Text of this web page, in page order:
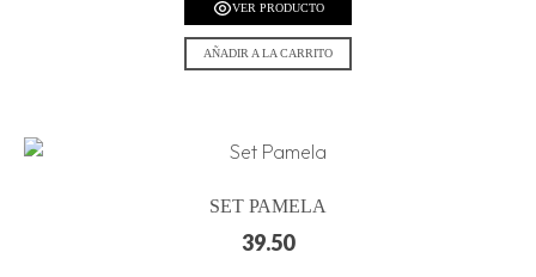
VER PRODUCTO
AÑADIR A LA CARRITO
SET PAMELA
39.50